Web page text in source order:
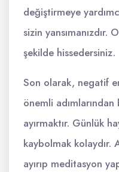
değiştirmeye
sizin yansımanızdır.
şekilde hissedersiniz.
Son olarak, negatif
önemli
ayırmaktır. Günlük
kaybolmak kolaydır.
ayırıp meditasyon